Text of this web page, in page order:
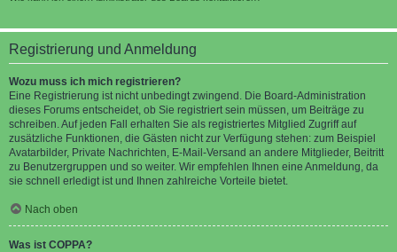
Registrierung und Anmeldung
Wozu muss ich mich registrieren?
Eine Registrierung ist nicht unbedingt zwingend. Die Board-Administration
dieses Forums entscheidet, ob Sie registriert sein müssen, um Beiträge zu
schreiben. Auf jeden Fall erhalten Sie als registriertes Mitglied Zugriff auf
zusätzliche Funktionen, die Gästen nicht zur Verfügung stehen: zum Beispiel
Avatarbilder, Private Nachrichten, E-Mail-Versand an andere Mitglieder, Beitritt
zu Benutzergruppen und so weiter. Wir empfehlen Ihnen eine Anmeldung, da
sie schnell erledigt ist und Ihnen zahlreiche Vorteile bietet.
Nach oben
Was ist COPPA?